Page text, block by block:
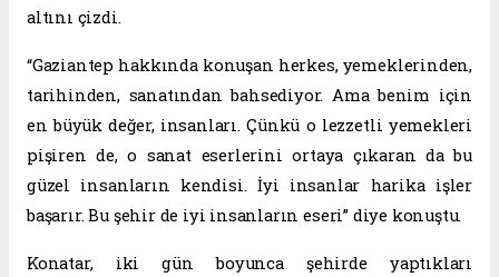
altını çizdi.
“Gaziantep hakkında konuşan herkes, yemeklerinden,
tarihinden, sanatından bahsediyor. Ama benim için
en büyük değer, insanları. Çünkü o lezzetli yemekleri
pişiren de, o sanat eserlerini ortaya çıkaran da bu
güzel insanların kendisi. İyi insanlar harika işler
başarır. Bu şehir de iyi insanların eseri” diye konuştu.
Konatar, iki gün boyunca şehirde yaptıkları